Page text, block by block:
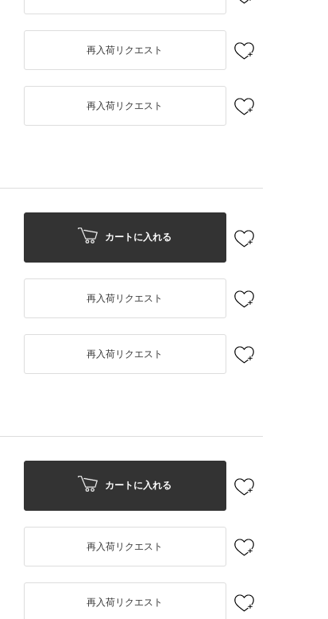
再入荷リクエスト
再入荷リクエスト
カートに入れる
再入荷リクエスト
再入荷リクエスト
カートに入れる
再入荷リクエスト
再入荷リクエスト